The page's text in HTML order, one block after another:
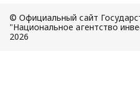
© Официальный сайт
"Национальное агентство
2026